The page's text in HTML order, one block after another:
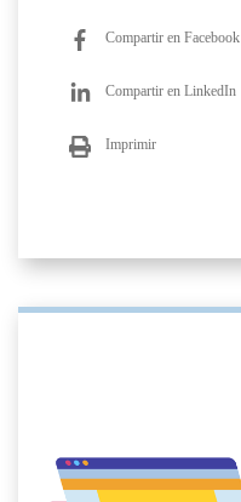
Compartir en Facebook
Compartir en LinkedIn
Imprimir